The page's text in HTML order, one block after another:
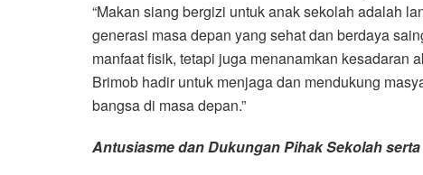
“Makan siang bergizi untuk anak sekolah adalah
generasi masa depan yang sehat dan berdaya
manfaat fisik, tetapi juga menanamkan kesadaran
Brimob hadir untuk menjaga dan mendukung
bangsa di masa depan.”
Antusiasme dan Dukungan Pihak Sekolah